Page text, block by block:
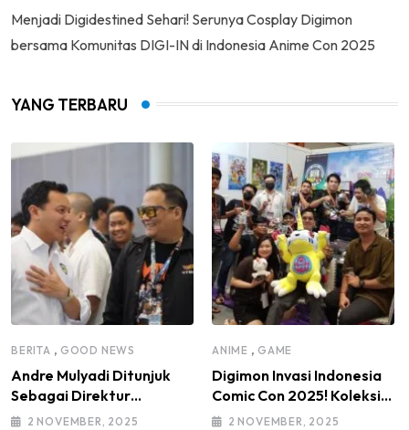
Menjadi Digidestined Sehari! Serunya Cosplay Digimon
bersama Komunitas DIGI-IN di Indonesia Anime Con 2025
YANG TERBARU
BERITA , GOOD NEWS
Andre Mulyadi Ditunjuk
Sebagai Direktur
Modifikasi dan Kendaraan
2 NOVEMBER, 2025
ANIME , GAME
Digimon Invasi Indonesia
Comic Con 2025! Koleksi
Mainan Komunitas DIGI-IN
2 NOVEMBER, 2025